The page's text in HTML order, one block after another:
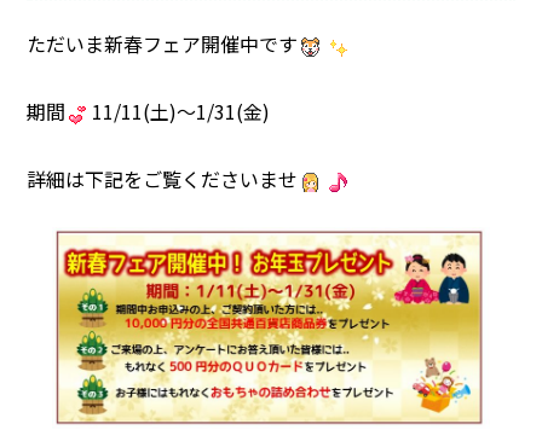
ただいま新春フェア開催中です
期間 11/11(土)～1/31(金)
詳細は下記をご覧くださいませ